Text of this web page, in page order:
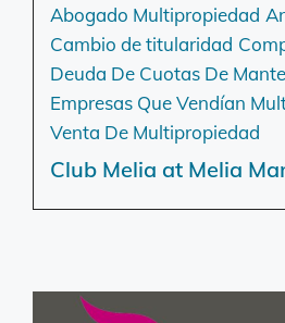
Abogado Multipropiedad
Cambio de titularidad
Deuda De Cuotas De
Empresas Que Vendían
Venta De Multipropiedad
Club Melia at Melia